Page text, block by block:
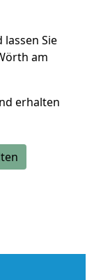
Sie
am
erhalten